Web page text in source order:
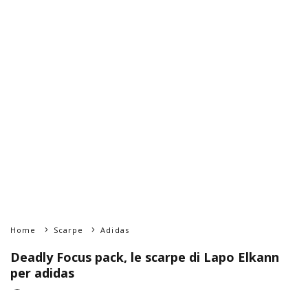
Home Scarpe Adidas
Deadly Focus pack, le scarpe di Lapo Elkann
per adidas